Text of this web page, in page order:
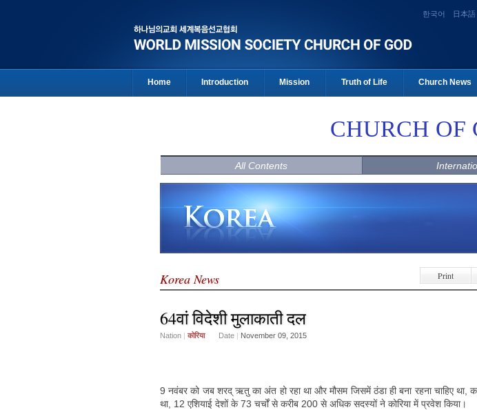
한국어 日本語
Home Introduction Mission Truth of Life Church News
CHURCH OF
All Contents
Korea News Print
64वां विदेशी मुलाकाती दल
Nation | कोरिया Date | November 09, 2015
9 नवंबर को जब शरद् ऋतु का अंत हो रहा था और मौसम जिसमें ठंडा ही बना रहना चाहिए था,
था, 12 एशियाई देशों के 73 चर्चों से करीब 200 से अधिक सदस्यों ने कोरिया में प्रवेश किया।